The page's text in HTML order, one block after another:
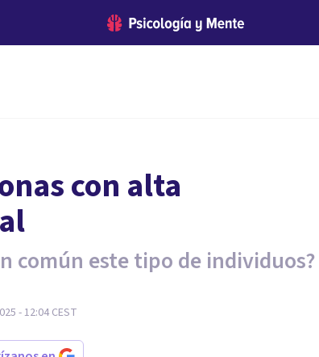
con alta
común este tipo de individuos?
- 12:04 CEST